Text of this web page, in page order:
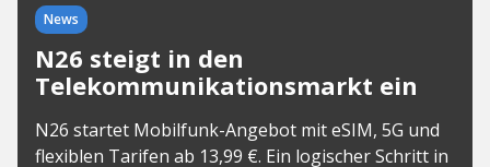
News
N26 steigt in den
Telekommunikationsmarkt ein
N26 startet Mobilfunk-Angebot mit eSIM, 5G und
flexiblen Tarifen ab 13,99 €. Ein logischer Schritt in